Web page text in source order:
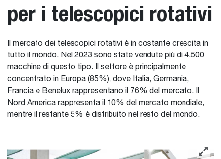
per i telescopici rotativi
Il mercato dei telescopici rotativi è in costante crescita in
tutto il mondo. Nel 2023 sono state vendute più di 4.500
macchine di questo tipo. Il settore è principalmente
concentrato in Europa (85%), dove Italia, Germania,
Francia e Benelux rappresentano il 76% del mercato. Il
Nord America rappresenta il 10% del mercato mondiale,
mentre il restante 5% è distribuito nel resto del mondo.